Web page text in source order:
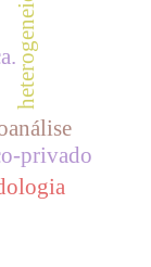
heterogeneidade
privado